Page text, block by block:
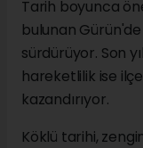
Tarih boyunca
bulunan Gürün'de
sürdürüyor. Son
hareketlilik ise
kazandırıyor.
Köklü tarihi,